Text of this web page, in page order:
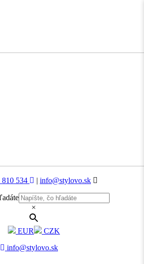
810 534 | info@stylovo.sk
×
EUR
CZK
info@stylovo.sk